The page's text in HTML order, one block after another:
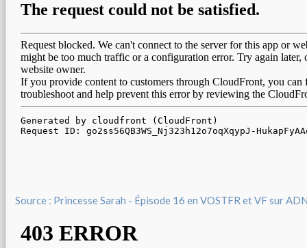
Source : Princesse Sarah - Épisode 16 en VOSTFR et VF sur